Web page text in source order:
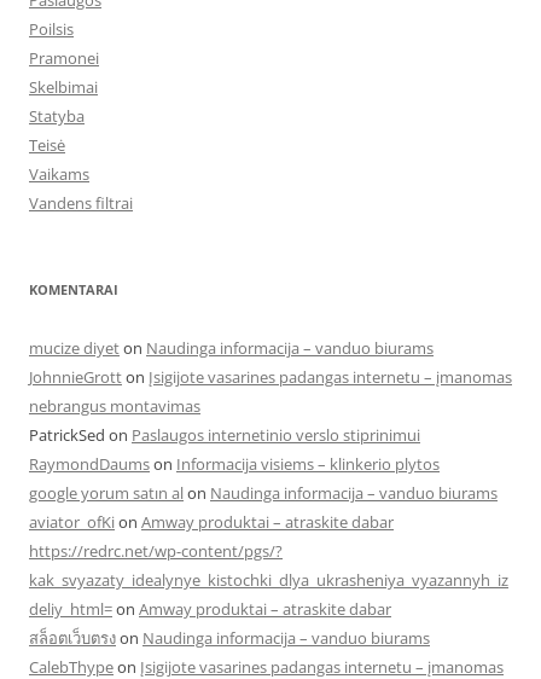
Poilsis
Pramonei
Skelbimai
Statyba
Teisė
Vaikams
Vandens filtrai
KOMENTARAI
mucize diyeton Naudinga informacija – vanduo biurams
JohnnieGrotton Įsigijote vasarines padangas internetu – įmanomas
nebrangus montavimas
PatrickSed on Paslaugos internetinio verslo stiprinimui
RaymondDaumson Informacija visiems – klinkerio plytos
google yorum satın alon Naudinga informacija – vanduo biurams
aviator_ofKion Amway produktai – atraskite dabar
https://redrc.net/wp-content/pgs/?
kak_svyazaty_idealynye_kistochki_dlya_ukrasheniya_vyazannyh_iz
deliy_html=on Amway produktai – atraskite dabar
สล็อตเว็บตรงon Naudinga informacija – vanduo biurams
CalebThypeon Įsigijote vasarines padangas internetu – įmanomas